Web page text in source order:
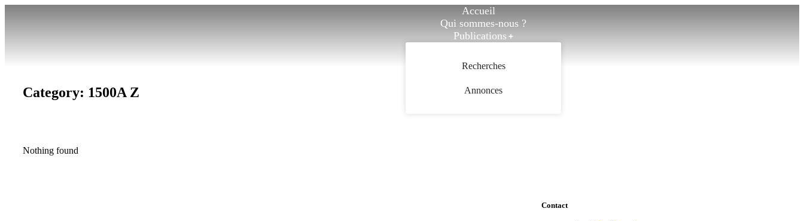
Accueil
Qui sommes-nous ?
Publications
Recherches
Annonces
Contact
Category: 1500A Z
Nothing found
Contact